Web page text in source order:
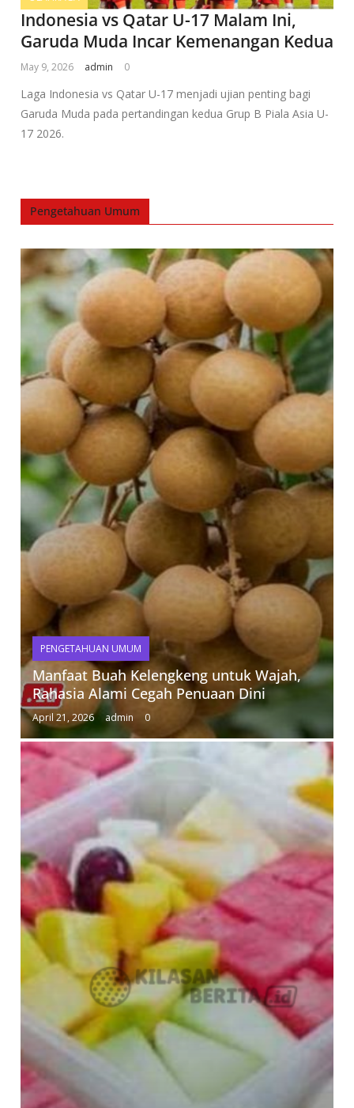
Indonesia vs Qatar U-17 Malam Ini,
Garuda Muda Incar Kemenangan Kedua
May 9, 2026 admin 0
Laga Indonesia vs Qatar U-17 menjadi ujian penting bagi
Garuda Muda pada pertandingan kedua Grup B Piala Asia U-
17 2026.
Pengetahuan Umum
PENGETAHUAN UMUM
Manfaat Buah Kelengkeng untuk Wajah,
Rahasia Alami Cegah Penuaan Dini
April 21, 2026 admin 0